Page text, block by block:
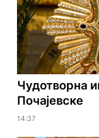
Чудотворна
Почајевске
14:37